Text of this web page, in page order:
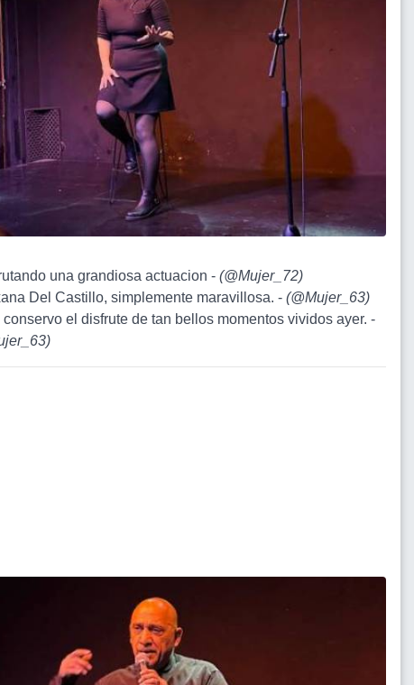
una grandiosa actuacion - (@Mujer_72)
Del Castillo, simplemente maravillosa. - (@Mujer_63)
conservo el disfrute de tan bellos momentos vividos ayer. -
)